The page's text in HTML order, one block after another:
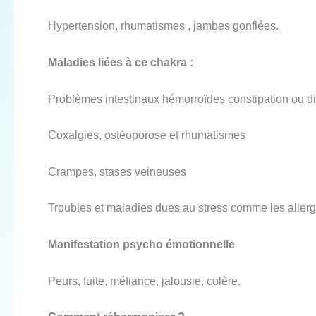
Hypertension, rhumatismes , jambes gonflées.
Maladies liées à ce chakra :
Problèmes intestinaux hémorroïdes constipation ou
Coxalgies, ostéoporose et rhumatismes
Crampes, stases veineuses
Troubles et maladies dues au stress comme les
Manifestation psycho émotionnelle
Peurs, fuite, méfiance, jalousie, colère.